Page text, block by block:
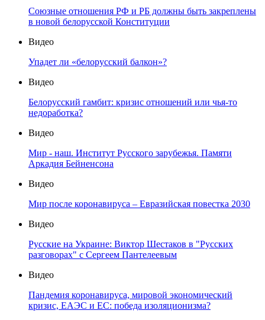
Союзные отношения РФ и РБ должны быть закреплены
в новой белорусской Конституции
Видео
Упадет ли «белорусский балкон»?
Видео
Белорусский гамбит: кризис отношений или чья-то
недоработка?
Видео
Мир - наш. Институт Русского зарубежья. Памяти
Аркадия Бейненсона
Видео
Мир после коронавируса – Евразийская повестка 2030
Видео
Русские на Украине: Виктор Шестаков в "Русских
разговорах" с Сергеем Пантелеевым
Видео
Пандемия коронавируса, мировой экономический
кризис, ЕАЭС и ЕС: победа изоляционизма?